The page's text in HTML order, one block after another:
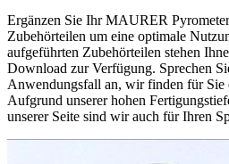
Ergänzen Sie Ihr MAURER
Zubehörteilen um eine optimale
aufgeführten Zubehörteilen stehen
Download zur Verfügung. Sprechen
Anwendungsfall an, wir finden für Sie
Aufgrund unserer hohen
unserer Seite sind wir auch für Ihren